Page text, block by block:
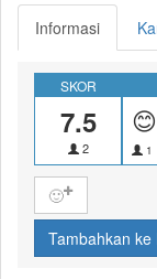
Informasi
SKOR
7.5
2
😊
1
🙂
Tambahkan ke